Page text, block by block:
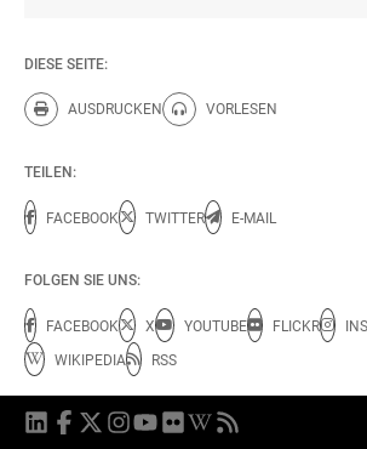
DIESE SEITE:
AUSDRUCKEN
Diese Seite drucken.
VORLESEN
Diese Seite
TEILEN:
FACEBOOK TWITTER E-MAIL
FOLGEN SIE UNS:
FACEBOOK X YOUTUBE FLICKR
WIKIPEDIA
RSS